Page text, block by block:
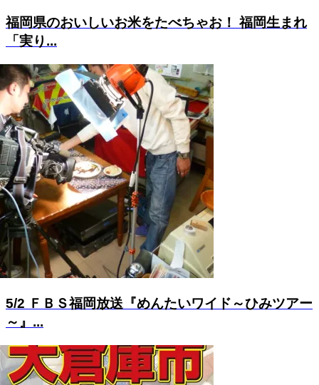
福岡県のおいしいお米をたべちゃお！ 福岡生まれ
「実り...
5/2 ＦＢＳ福岡放送『めんたいワイド～ひみツアー
～』...